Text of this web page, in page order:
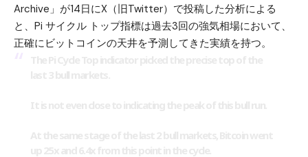
Archive」が14日にX（旧Twitter）で投稿した分析による
と、Pi サイクル トップ指標は過去3回の強気相場において、
正確にビットコインの天井を予測してきた実績を持つ。